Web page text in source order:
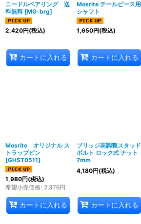
ニードルベアリング 送
料無料 [MG-brg]
2,420円(税込)
カートに入れる
Mosrite テールピース用
シャフト
1,650円(税込)
カートに入れる
Mosrite オリジナル ス
トラップピン
[GHST0511]
1,980円(税込)
希望小売価格: 2,376円
カートに入れる
ブリッジ高調整スタッド
ボルト ロック式 ナット
7mm
4,180円(税込)
カートに入れる